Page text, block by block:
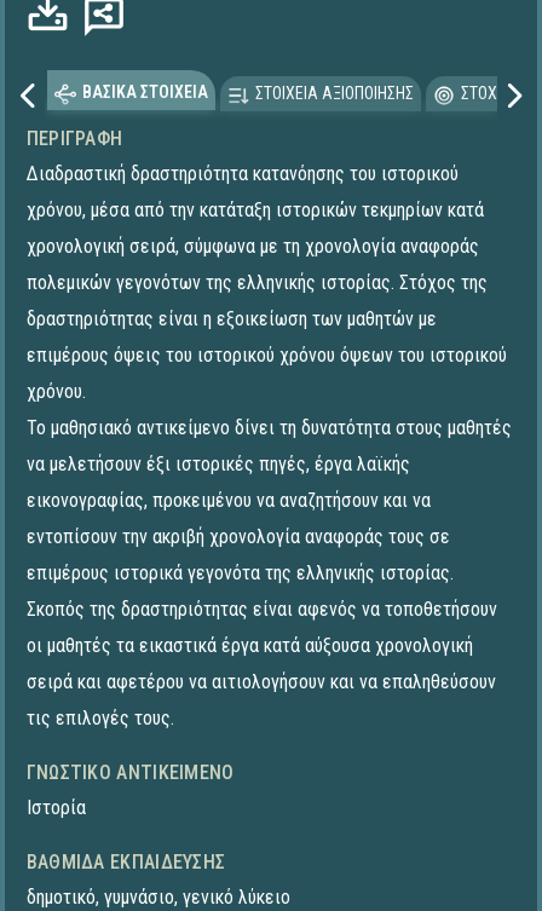
ΒΑΣΙΚΑ ΣΤΟΙΧΕΙΑ ΣΤΟΙΧΕΙΑ ΑΞΙΟΠΟΙΗΣΗΣ
ΠΕΡΙΓΡΑΦΉ
Διαδραστική δραστηριότητα κατανόησης του ιστορικού
χρόνου, μέσα από την κατάταξη ιστορικών τεκμηρίων κατά
χρονολογική σειρά, σύμφωνα με τη χρονολογία αναφοράς
πολεμικών γεγονότων της ελληνικής ιστορίας. Στόχος της
δραστηριότητας είναι η εξοικείωση των μαθητών με
επιμέρους όψεις του ιστορικού χρόνου όψεων του ιστορικού
χρόνου.
Το μαθησιακό αντικείμενο δίνει τη δυνατότητα στους μαθητές
να μελετήσουν έξι ιστορικές πηγές, έργα λαϊκής
εικονογραφίας, προκειμένου να αναζητήσουν και να
εντοπίσουν την ακριβή χρονολογία αναφοράς τους σε
επιμέρους ιστορικά γεγονότα της ελληνικής ιστορίας.
Σκοπός της δραστηριότητας είναι αφενός να τοποθετήσουν
οι μαθητές τα εικαστικά έργα κατά αύξουσα χρονολογική
σειρά και αφετέρου να αιτιολογήσουν και να επαληθεύσουν
τις επιλογές τους.
ΓΝΩΣΤΙΚΌ ΑΝΤΙΚΕΊΜΕΝΟ
Ιστορία
ΒΑΘΜΊΔΑ ΕΚΠΑΊΔΕΥΣΗΣ
δημοτικό, γυμνάσιο, γενικό λύκειο